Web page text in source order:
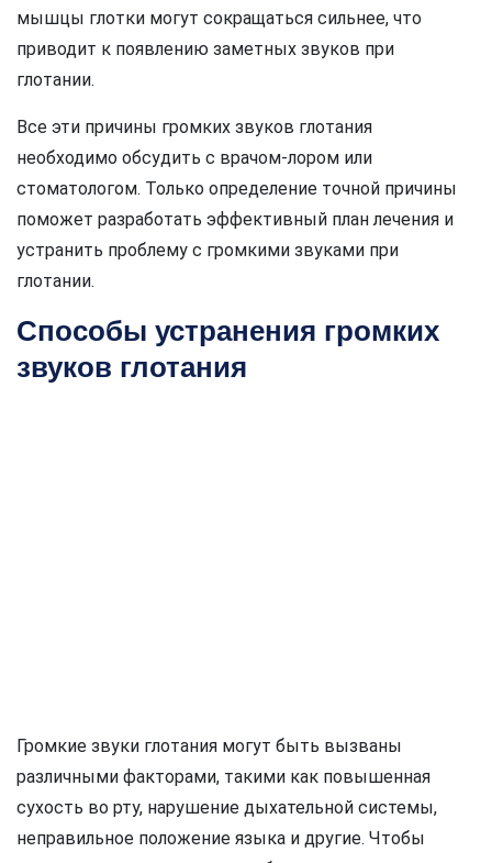
мышцы глотки могут сокращаться сильнее, что
приводит к появлению заметных звуков при
глотании.
Все эти причины громких звуков глотания
необходимо обсудить с врачом-лором или
стоматологом. Только определение точной причины
поможет разработать эффективный план лечения и
устранить проблему с громкими звуками при
глотании.
Способы устранения громких
звуков глотания
Громкие звуки глотания могут быть вызваны
различными факторами, такими как повышенная
сухость во рту, нарушение дыхательной системы,
неправильное положение языка и другие. Чтобы